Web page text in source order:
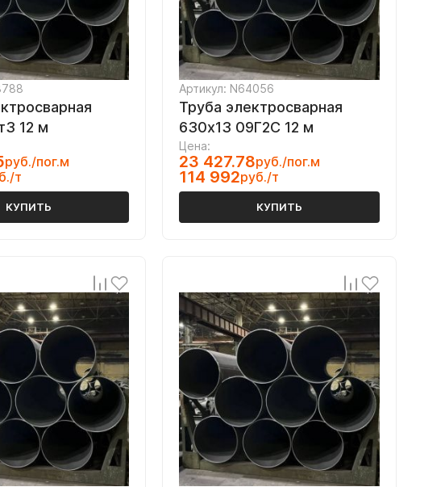
12 м
руб./пог.м
т
КУПИТЬ
Артикул: N64056
Труба электросварная
630х13 09Г2С 12 м
Цена:
23 427.78руб./пог.м
114 992руб./т
КУПИТЬ